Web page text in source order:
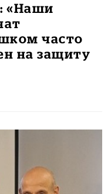
«Наши
часто
на защиту